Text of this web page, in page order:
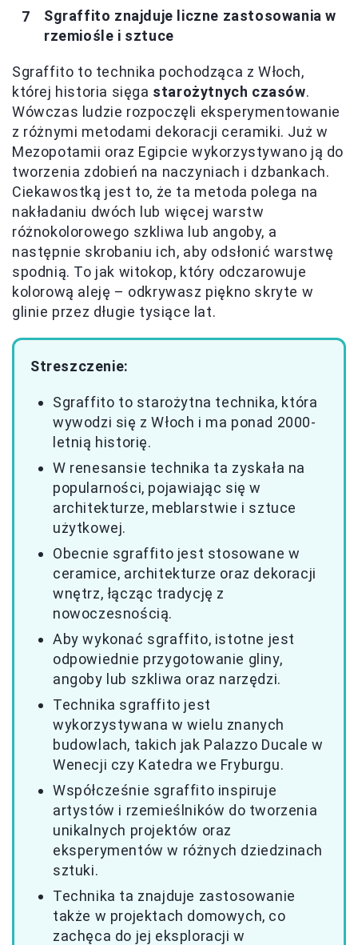
Sgraffito znajduje liczne zastosowania w
rzemiośle i sztuce
Sgraffito to technika pochodząca z Włoch,
której historia sięga starożytnych czasów.
Wówczas ludzie rozpoczęli eksperymentowanie
z różnymi metodami dekoracji ceramiki. Już w
Mezopotamii oraz Egipcie wykorzystywano ją do
tworzenia zdobień na naczyniach i dzbankach.
Ciekawostką jest to, że ta metoda polega na
nakładaniu dwóch lub więcej warstw
różnokolorowego szkliwa lub angoby, a
następnie skrobaniu ich, aby odsłonić warstwę
spodnią. To jak witokop, który odczarowuje
kolorową aleję – odkrywasz piękno skryte w
glinie przez długie tysiące lat.
Streszczenie:
Sgraffito to starożytna technika, która
wywodzi się z Włoch i ma ponad 2000-
letnią historię.
W renesansie technika ta zyskała na
popularności, pojawiając się w
architekturze, meblarstwie i sztuce
użytkowej.
Obecnie sgraffito jest stosowane w
ceramice, architekturze oraz dekoracji
wnętrz, łącząc tradycję z
nowoczesnością.
Aby wykonać sgraffito, istotne jest
odpowiednie przygotowanie gliny,
angoby lub szkliwa oraz narzędzi.
Technika sgraffito jest
wykorzystywana w wielu znanych
budowlach, takich jak Palazzo Ducale w
Wenecji czy Katedra we Fryburgu.
Współcześnie sgraffito inspiruje
artystów i rzemieślników do tworzenia
unikalnych projektów oraz
eksperymentów w różnych dziedzinach
sztuki.
Technika ta znajduje zastosowanie
także w projektach domowych, co
zachęca do jej eksploracji w